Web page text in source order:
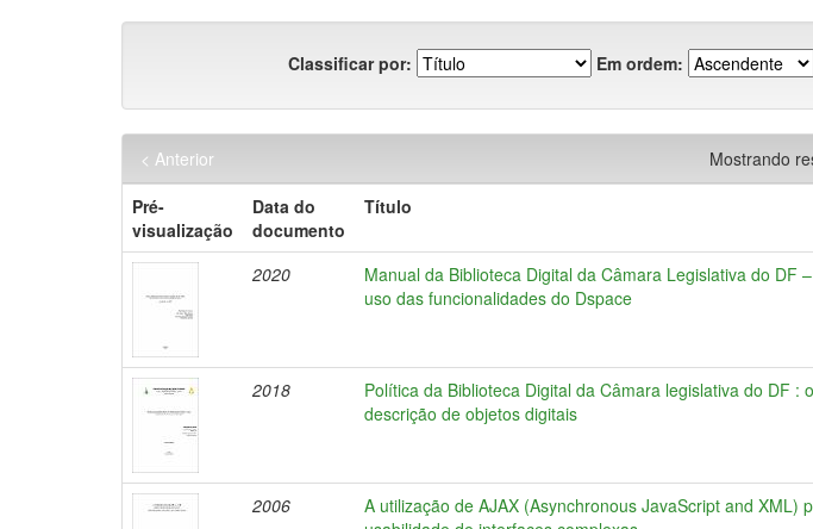
Classificar por: Em ordem:
Mostrando
< Anterior
Pré-
visualização
Data do
documento
Título
2020
Manual da Biblioteca Digital da Câmara Legislativa do DF
uso das funcionalidades do Dspace
2018
Política da Biblioteca Digital da Câmara legislativa do DF :
descrição de objetos digitais
2006
A utilização de AJAX (Asynchronous JavaScript and XML)